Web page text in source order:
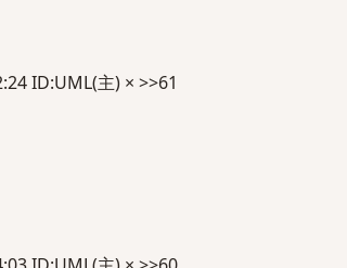
ID:UML(主) × >>61